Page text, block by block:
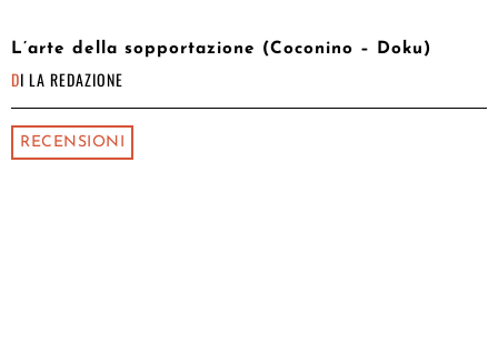
L’arte della sopportazione (Coconino – Doku)
DI LA REDAZIONE
RECENSIONI